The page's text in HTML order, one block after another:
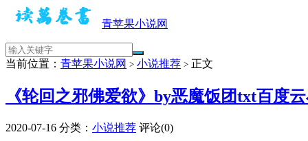
青苹果小说网
当前位置： 青苹果小说网 > 小说推荐 > 正文
《轮回之邪佛爱欲》by恶魔饭团txt百度
2020-07-16 分类： 小说推荐 评论(0)